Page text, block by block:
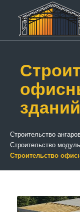
зданий
Строительство
Строительство
Строительство